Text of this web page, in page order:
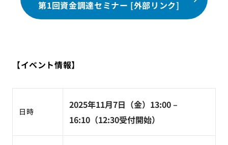
第1回資金調達セミナー [外部リンク]
【イベント情報】
日時
2025年11月7日（金）13:00 –
16:10（12:30受付開始）